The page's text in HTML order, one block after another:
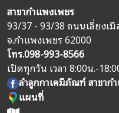
สาขากำแพงเพชร
93/37 - 93/38 ถนนเลี่ยงเมื
จ.กำแพงเพชร 62000
โทร.098-993-8566
เปิดทุกวัน เวลา 8:00น.-
ลำลูกกาเคมีภัณฑ์ สาขาก
แผนที่